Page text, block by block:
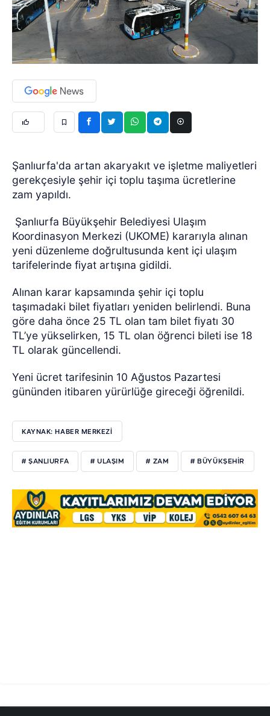
Şanlıurfa'da artan akaryakıt ve işletme maliyetleri
gerekçesiyle şehir içi toplu taşıma ücretlerine
zam yapıldı.
Şanlıurfa Büyükşehir Belediyesi Ulaşım
Koordinasyon Merkezi (UKOME) kararıyla alınan
yeni düzenleme doğrultusunda kent içi ulaşım
tarifelerinde fiyat artışına gidildi.
Alınan karar kapsamında şehir içi toplu
taşımadaki bilet fiyatları yeniden belirlendi. Buna
göre daha önce 25 TL olan tam bilet fiyatı 30
TL’ye yükselirken, 15 TL olan öğrenci bileti ise 18
TL olarak güncellendi.
Yeni ücret tarifesinin 10 Ağustos Pazartesi
gününden itibaren yürürlüğe gireceği öğrenildi.
KAYNAK: HABER MERKEZİ
# ŞANLIURFA # ULAŞIM # ZAM # BÜYÜKŞEHIR